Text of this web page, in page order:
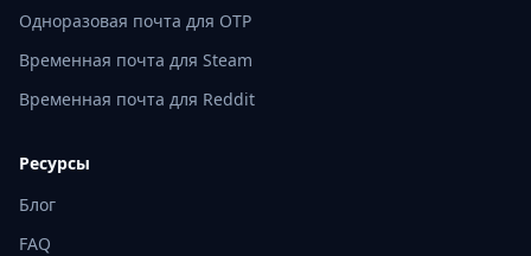
Одноразовая почта для OTP
Временная почта для Steam
Временная почта для Reddit
Ресурсы
Блог
FAQ